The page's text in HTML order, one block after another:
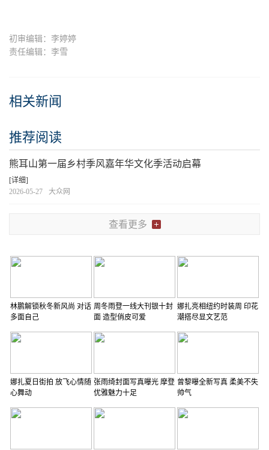
初审编辑：李婷婷
责任编辑：李雪
相关新闻
推荐阅读
熊耳山第一届乡村季风嘉年华文化季活动启幕
[详细]
2026-05-27
大众网
查看更多
林鹏解锁秋冬新风尚 对话
多面自己
周冬雨登一线大刊银十封
面 造型俏皮可爱
娜扎亮相纽约时装周 印花
潮搭尽显文艺范
娜扎夏日街拍 放飞心情随
心舞动
张雨绮封面写真曝光 摩登
优雅魅力十足
曾黎曝全新写真 柔美不失
帅气